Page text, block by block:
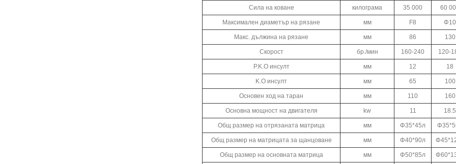
Сила на коване килограма 35 000 60
Максимален диаметър на рязане мм F8 Φ10
Макс. дължина на рязане мм 86 130
Скорост бр./мин 160-240 120-
P.K.O инсулт мм 12 18
K.O инсулт мм 65 100
Основен ход на таран мм 110 160
Основна мощност на двигателя kw 11 18.5
Общ размер на отрязаната матрица мм Φ35*45л
Общ размер на матрицата за щанцоване мм Φ40*90л
Общ размер на основната матрица мм Φ50*85л